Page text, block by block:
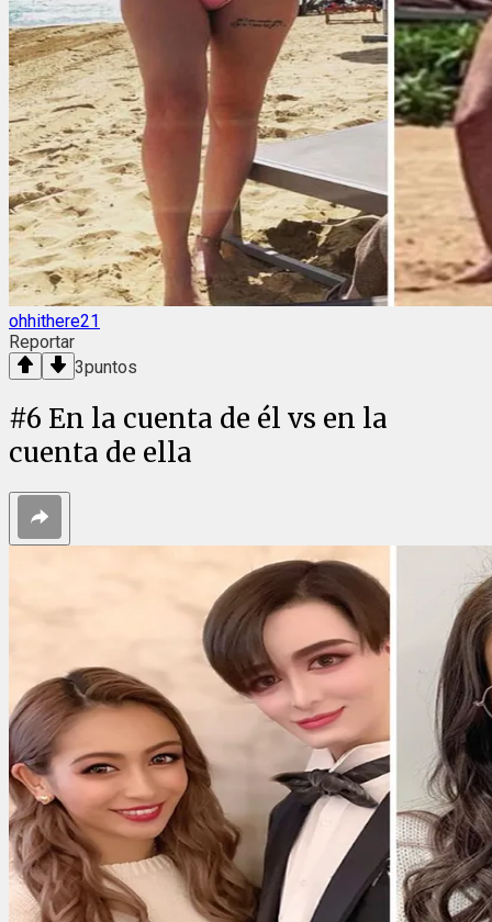
ohhithere21
Reportar
3puntos
#6 En la cuenta de él vs en la
cuenta de ella